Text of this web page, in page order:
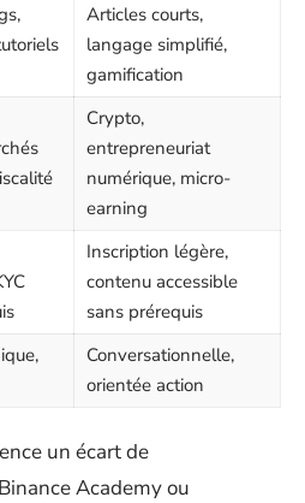
Articles courts,
langage simplifié,
gamification
Crypto,
entrepreneuriat
numérique, micro-
earning
Inscription légère,
contenu accessible
sans prérequis
Conversationnelle,
orientée action
un écart de
Academy ou